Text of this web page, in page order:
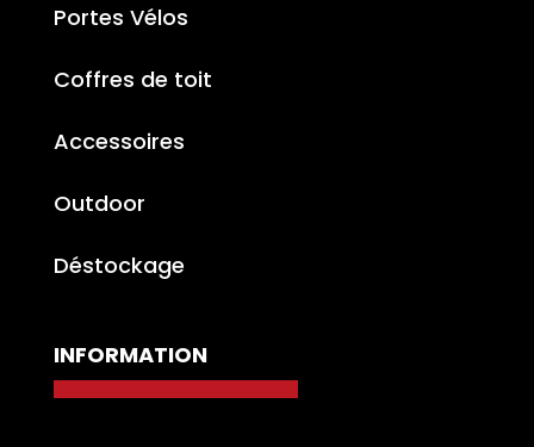
Portes Vélos
Coffres de toit
Accessoires
Outdoor
Déstockage
INFORMATION